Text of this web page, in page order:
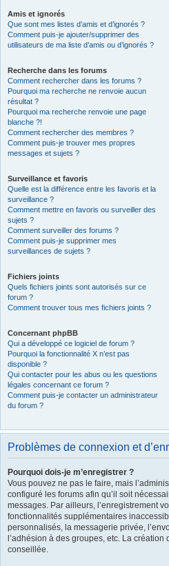
Amis et ignorés
Que sont mes listes d’amis et d’ignorés ?
Comment puis-je ajouter/supprimer des
utilisateurs de ma liste d’amis ou d’ignorés ?
Recherche dans les forums
Comment rechercher dans les forums ?
Pourquoi ma recherche ne renvoie aucun
résultat ?
Pourquoi ma recherche renvoie une page
blanche ?!
Comment rechercher des membres ?
Comment puis-je trouver mes propres
messages et sujets ?
Surveillance et favoris
Quelle est la différence entre les favoris et la
surveillance ?
Comment mettre en favoris ou surveiller des
sujets ?
Comment surveiller des forums ?
Comment puis-je supprimer mes
surveillances de sujets ?
Fichiers joints
Quels fichiers joints sont autorisés sur ce
forum ?
Comment trouver tous mes fichiers joints ?
Concernant phpBB
Qui a développé ce logiciel de forum ?
Pourquoi la fonctionnalité X n’est pas
disponible ?
Qui contacter pour les abus ou les questions
légales concernant ce forum ?
Comment puis-je contacter un administrateur
du forum ?
Problèmes de connexion et
Pourquoi dois-je m’enregistrer ?
Vous pouvez ne pas le faire, mais
configuré les forums afin qu’il soit
messages. Par ailleurs, l’enregistrement
fonctionnalités supplémentaires
personnalisés, la messagerie privée,
l’adhésion à des groupes, etc. La création
conseillée.